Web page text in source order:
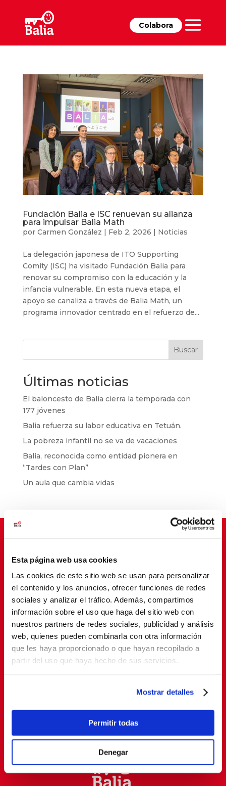
Esta página web usa cookies
Las cookies de este sitio web se usan para personalizar
el contenido y los anuncios, ofrecer funciones de redes
sociales y analizar el tráfico. Además, compartimos
información sobre el uso que haga del sitio web con
nuestros partners de redes sociales, publicidad y análisis
web, quienes pueden combinarla con otra información
que les haya proporcionado o que hayan recopilado a
partir del uso que haya hecho de sus servicios.
Mostrar detalles
Permitir todas
Denegar
Colabora
Fundación Balia e ISC renuevan su alianza
para impulsar Balia Math
por Carmen González | Feb 2, 2026 | Noticias
La delegación japonesa de ITO Supporting
Comity (ISC) ha visitado Fundación Balia para
renovar su compromiso con la educación y la
infancia vulnerable. En esta nueva etapa, el
apoyo se canaliza a través de Balia Math, un
programa innovador centrado en el refuerzo de...
Buscar
Últimas noticias
El baloncesto de Balia cierra la temporada con
177 jóvenes
Balia refuerza su labor educativa en Tetuán.
La pobreza infantil no se va de vacaciones
Balia, reconocida como entidad pionera en
“Tardes con Plan”
Un aula que cambia vidas
Suscríbete para cambiar vidas